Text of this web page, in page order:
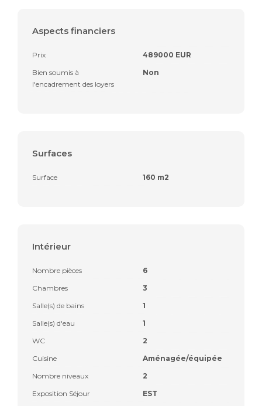
Aspects financiers
Prix
489000 EUR
Bien soumis à
l'encadrement des loyers
Non
Surfaces
Surface 160 m2
Intérieur
Nombre pièces
6
Chambres
3
Salle(s) de bains
1
Salle(s) d'eau
1
WC
2
Cuisine
Aménagée/équipée
Nombre niveaux
2
Exposition Séjour
EST